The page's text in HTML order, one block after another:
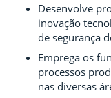
Desenvolve
inovação
de segurança
Emprega os
processos
nas diversas